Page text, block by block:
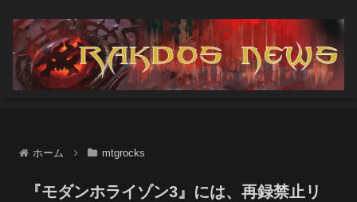
ホーム mtgrocks
『モダンホライゾン3』には、再録禁止リ